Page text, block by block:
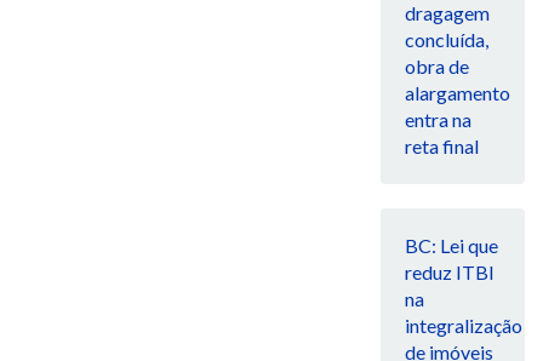
dragagem
concluída,
obra de
alargamento
entra na
reta final
BC: Lei que
reduz ITBI
na
integralização
de imóveis